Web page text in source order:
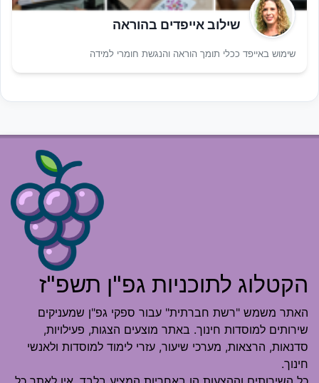
שילוב אייפדים בהוראה
שימוש באייפד ככלי תומך הוראה והנגשת חומרי למידה
הקטלוג לתוכניות גפ"ן תשפ"ז
האתר משמש "רשת חברתית" עבור ספקי גפ"ן שמעניקים
שירותים למוסדות חינוך. באתר מוצעים הצגות, פעילויות,
סדנאות, הרצאות, מערכי שיעור, עזרי לימוד למוסדות ולאנשי
חינוך.